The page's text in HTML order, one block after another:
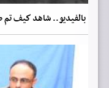
بالفيديو.. شاهد كيف